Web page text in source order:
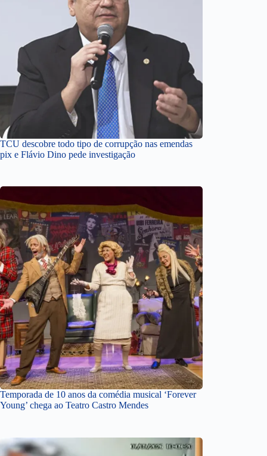
TCU descobre todo tipo de corrupção nas emendas
pix e Flávio Dino pede investigação
Temporada de 10 anos da comédia musical ‘Forever
Young’ chega ao Teatro Castro Mendes